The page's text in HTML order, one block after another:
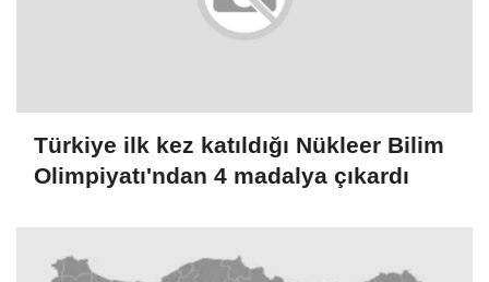
Türkiye ilk kez katıldığı Nükleer Bilim
Olimpiyatı'ndan 4 madalya çıkardı